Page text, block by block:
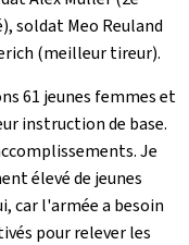
soldat Meo Reuland
(meilleur tireur).
61 jeunes femmes et
instruction de base.
Je
élevé de jeunes
car l'armée a besoin
pour relever les